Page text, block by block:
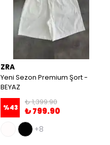
ZRA
Yeni Sezon Premium Şort -
BEYAZ
%43
₺ 1,399.90
₺ 799.90
+8